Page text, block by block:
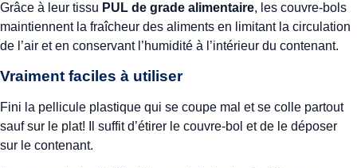
Grâce à leur tissu PUL de grade alimentaire, les couvre-bols
maintiennent la fraîcheur des aliments en limitant la circulation
de l’air et en conservant l’humidité à l’intérieur du contenant.
Vraiment faciles à utiliser
Fini la pellicule plastique qui se coupe mal et se colle partout
sauf sur le plat! Il suffit d’étirer le couvre-bol et de le déposer
sur le contenant.